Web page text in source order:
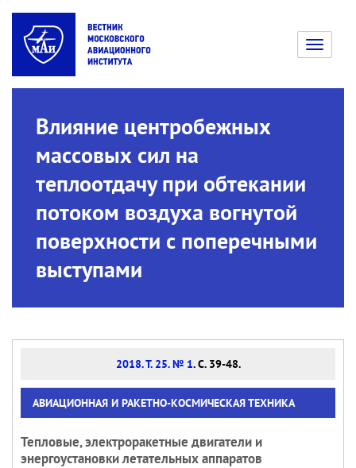
Toggle
Влияние центробежных
массовых сил на
теплоотдачу при обтекании
потоком воздуха вогнутой
поверхности с поперечными
выступами
2018. Т. 25. № 1. С. 39-48.
АВИАЦИОННАЯ И РАКЕТНО-КОСМИЧЕСКАЯ ТЕХНИКА
Тепловые, электроракетные двигатели и
энергоустановки летательных аппаратов